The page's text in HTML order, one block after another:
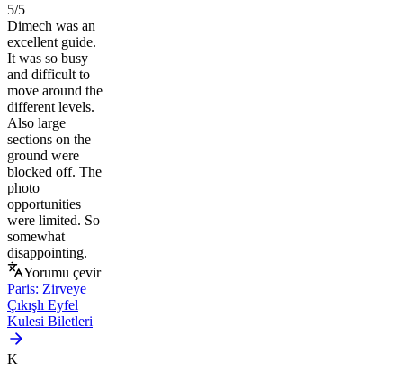
5/5
Dimech was an
excellent guide.
It was so busy
and difficult to
move around the
different levels.
Also large
sections on the
ground were
blocked off. The
photo
opportunities
were limited. So
somewhat
disappointing.
Yorumu çevir
Paris: Zirveye
Çıkışlı Eyfel
Kulesi Biletleri
K